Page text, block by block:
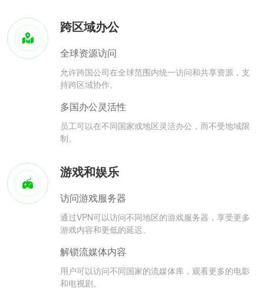
跨区域办公
全球资源访问
允许跨国公司在全球范围内统一访问和共享资源，支
持跨区域协作。
多国办公灵活性
员工可以在不同国家或地区灵活办公，而不受地域限
制。
游戏和娱乐
访问游戏服务器
通过VPN可以访问不同地区的游戏服务器，享受更多
游戏内容和更低的延迟。
解锁流媒体内容
用户可以访问不同国家的流媒体库，观看更多的电影
和电视剧。